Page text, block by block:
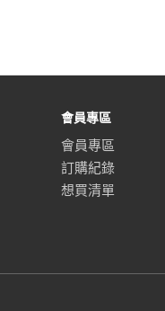
會員專區
會員專區
訂購紀錄
想買清單